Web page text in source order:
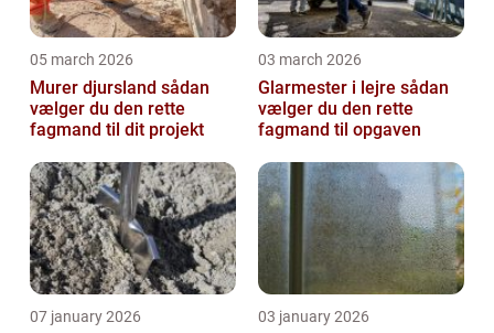
05 march 2026
Murer djursland sådan
vælger du den rette
fagmand til dit projekt
03 march 2026
Glarmester i lejre sådan
vælger du den rette
fagmand til opgaven
07 january 2026 03 january 2026